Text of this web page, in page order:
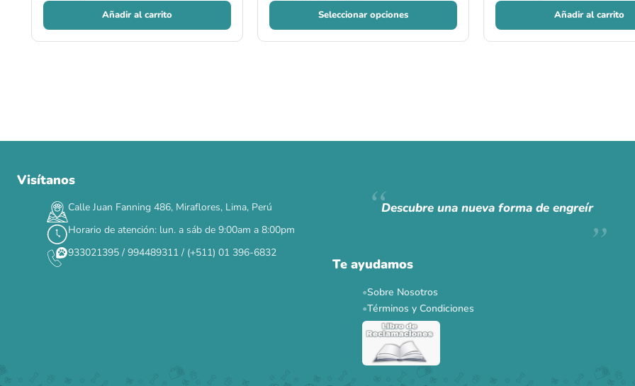
Añadir al carrito Seleccionar opciones Añadir al carrito
✕
CAT WEEK · 4 AL 8 DE AGOSTO
Solo por esta semana.
Visítanos
Calle Juan Fanning 486, Miraflores, Lima, Perú
Horario de atención: lun. a sáb de 9:00am a 8:00pm
933021395 / 994489311 / (+511) 01 396-6832
Descubre una nueva forma de engreír
Te ayudamos
Sobre Nosotros
Términos y Condiciones